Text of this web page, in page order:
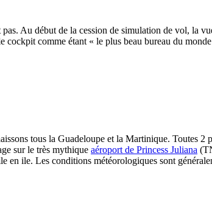
Au début de la cession de simulation de vol, la
comme étant « le plus beau bureau du
tous la Guadeloupe et la Martinique. Toutes 2
sur le très mythique aéroport de Princess Juliana
ile. Les conditions météorologiques sont